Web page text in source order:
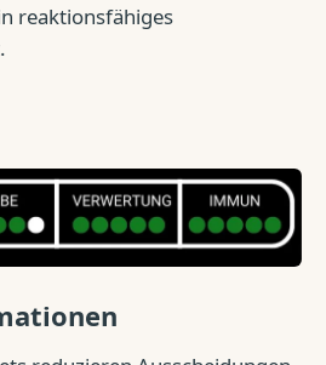
reaktionsfähiges